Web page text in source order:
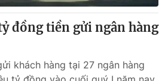
đồng tiền gửi ngân hàng
khách hàng tại 27 ngân hàng